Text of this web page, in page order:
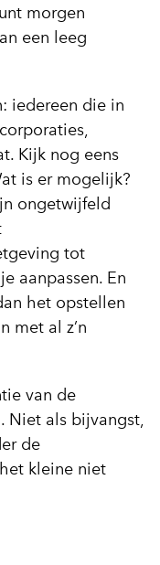
morgen
een leeg
iedereen die in
Kijk nog eens
is er mogelijk?
ongetwijfeld
tot
aanpassen. En
het opstellen
met al z’n
van de
Niet als bijvangst,
de
kleine niet